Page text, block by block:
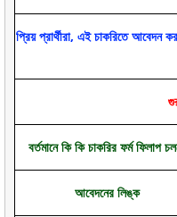
প্রিয় প্রার্থীরা, এই চাকরিতে আবেদন
বর্তমানে কি কি চাকরির ফর্ম ফিলাপ
আবেদনের লিঙ্ক